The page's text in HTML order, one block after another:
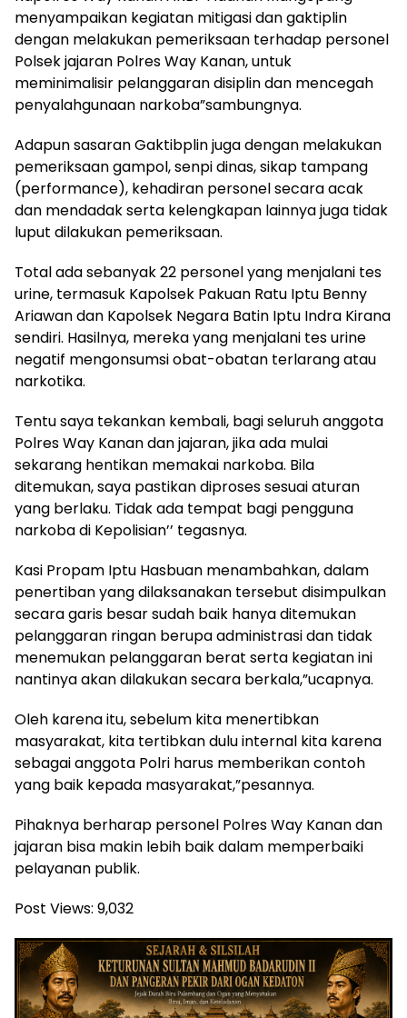
menyampaikan kegiatan mitigasi dan gaktiplin
dengan melakukan pemeriksaan terhadap personel
Polsek jajaran Polres Way Kanan, untuk
meminimalisir pelanggaran disiplin dan mencegah
penyalahgunaan narkoba”sambungnya.
Adapun sasaran Gaktibplin juga dengan melakukan
pemeriksaan gampol, senpi dinas, sikap tampang
(performance), kehadiran personel secara acak
dan mendadak serta kelengkapan lainnya juga tidak
luput dilakukan pemeriksaan.
Total ada sebanyak 22 personel yang menjalani tes
urine, termasuk Kapolsek Pakuan Ratu Iptu Benny
Ariawan dan Kapolsek Negara Batin Iptu Indra Kirana
sendiri. Hasilnya, mereka yang menjalani tes urine
negatif mengonsumsi obat-obatan terlarang atau
narkotika.
Tentu saya tekankan kembali, bagi seluruh anggota
Polres Way Kanan dan jajaran, jika ada mulai
sekarang hentikan memakai narkoba. Bila
ditemukan, saya pastikan diproses sesuai aturan
yang berlaku. Tidak ada tempat bagi pengguna
narkoba di Kepolisian’’ tegasnya.
Kasi Propam Iptu Hasbuan menambahkan, dalam
penertiban yang dilaksanakan tersebut disimpulkan
secara garis besar sudah baik hanya ditemukan
pelanggaran ringan berupa administrasi dan tidak
menemukan pelanggaran berat serta kegiatan ini
nantinya akan dilakukan secara berkala,”ucapnya.
Oleh karena itu, sebelum kita menertibkan
masyarakat, kita tertibkan dulu internal kita karena
sebagai anggota Polri harus memberikan contoh
yang baik kepada masyarakat,”pesannya.
Pihaknya berharap personel Polres Way Kanan dan
jajaran bisa makin lebih baik dalam memperbaiki
pelayanan publik.
Post Views: 9,032